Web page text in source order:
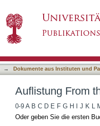
→
Dokumente aus Instituten und
Auflistung From
0-9 A B C D E F G H J K L
Oder geben Sie die ersten